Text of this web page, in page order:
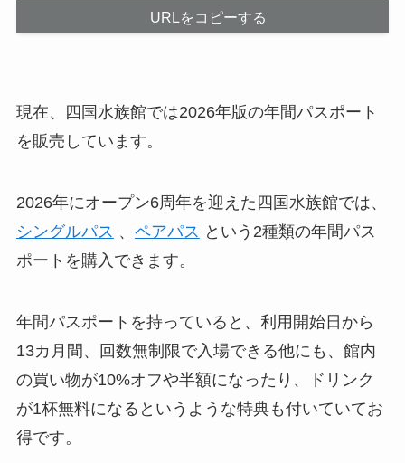
URLをコピーする
現在、四国水族館では2026年版の年間パスポート
を販売しています。
2026年にオープン6周年を迎えた四国水族館では、
シングルパス 、 ペアパス という2種類の年間パス
ポートを購入できます。
年間パスポートを持っていると、利用開始日から
13カ月間、回数無制限で入場できる他にも、館内
の買い物が10%オフや半額になったり、ドリンク
が1杯無料になるというような特典も付いていてお
得です。